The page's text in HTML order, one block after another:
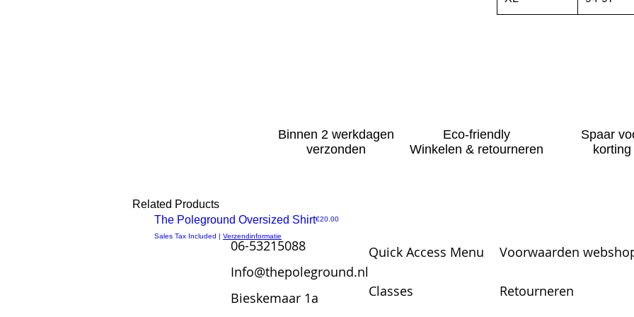
Binnen 2 werkdagen
verzonden
Eco-friendly
Winkelen & retourneren
Spaar
korting
Related Products
OP=OP
The Poleground Oversized ShirtPrice
€20.00
Sales Tax Included | Verzendinformatie
06-53215088
Info@thepoleground.nl
Bieskemaar 1a
Quick Access Menu
Classes
Voorwaarden
Retourneren